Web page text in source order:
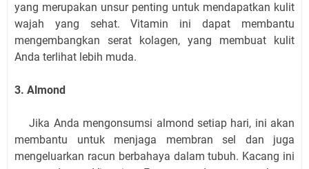
yang merupakan unsur penting untuk mendapatkan kulit
wajah yang sehat. Vitamin ini dapat membantu
mengembangkan serat kolagen, yang membuat kulit
Anda terlihat lebih muda.
3. Almond
Jika Anda mengonsumsi almond setiap hari, ini akan
membantu untuk menjaga membran sel dan juga
mengeluarkan racun berbahaya dalam tubuh. Kacang ini